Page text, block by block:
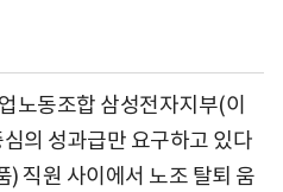
노동조합 삼성전자지부(이
의 성과급만 요구하고 있다
) 직원 사이에서 노조 탈퇴 움